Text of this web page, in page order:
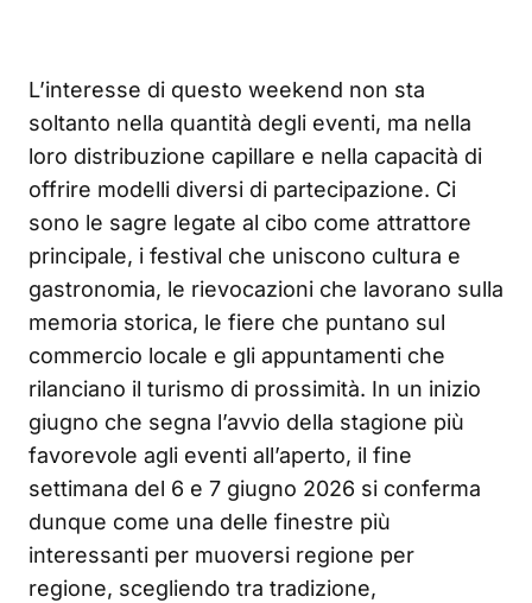
L’interesse di questo weekend non sta
soltanto nella quantità degli eventi, ma nella
loro distribuzione capillare e nella capacità di
offrire modelli diversi di partecipazione. Ci
sono le sagre legate al cibo come attrattore
principale, i festival che uniscono cultura e
gastronomia, le rievocazioni che lavorano sulla
memoria storica, le fiere che puntano sul
commercio locale e gli appuntamenti che
rilanciano il turismo di prossimità. In un inizio
giugno che segna l’avvio della stagione più
favorevole agli eventi all’aperto, il fine
settimana del 6 e 7 giugno 2026 si conferma
dunque come una delle finestre più
interessanti per muoversi regione per
regione, scegliendo tra tradizione,